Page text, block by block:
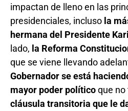
impactan de lleno en las
presidenciales, incluso la
hermana del Presidente
lado, la Reforma
que se viene llevando
Gobernador se está
mayor poder políticoque no
cláusula transitoria que le